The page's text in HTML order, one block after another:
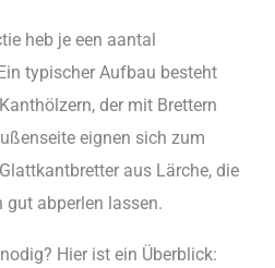
heb je een aantal
typischer Aufbau besteht
der mit Brettern
eignen sich zum
aus Lärche, die
gut abperlen lassen.
Hier ist ein Überblick: